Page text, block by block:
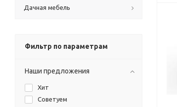
Дачная мебель
Фильтр по параметрам
Наши предложения
Хит
Советуем